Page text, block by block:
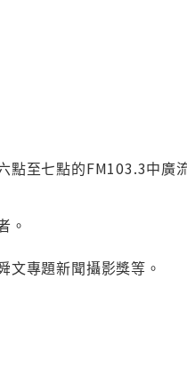
至七點的FM103.3中廣
。
文專題新聞攝影獎等。